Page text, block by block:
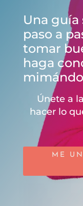
Una
paso a
tomar
haga
Únete a
hacer lo
ME